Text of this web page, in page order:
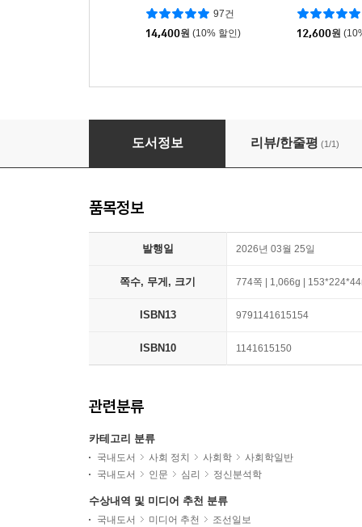
97건
14,400원 (10% 할인) 12,600원
슬픈 살인
도서정보 리뷰/한줄평 (1/1)
품목정보
발행일 2026년 03월 25일
쪽수, 무게, 크기 774쪽 | 1,066g |
ISBN13 9791141615154
ISBN10 1141615150
관련분류
카테고리 분류
국내도서 사회 정치 사회학
사회학일반
국내도서
인문 심리 정신분석학
수상내역 및 미디어 추천 분류
국내도서 미디어 추천
조선일보